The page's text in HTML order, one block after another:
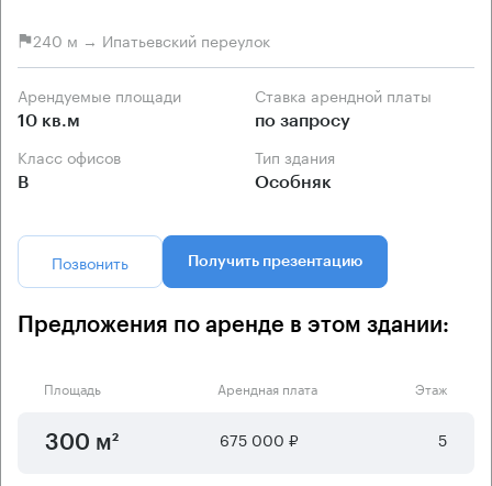
240 м → Ипатьевский переулок
Арендуемые площади
10 кв.м
Ставка арендной платы
по запросу
Класс офисов
B
Тип здания
Особняк
Позвонить Получить презентацию
Предложения по аренде в этом здании:
Площадь Арендная плата Этаж
300 м² 675 000 ₽ 5